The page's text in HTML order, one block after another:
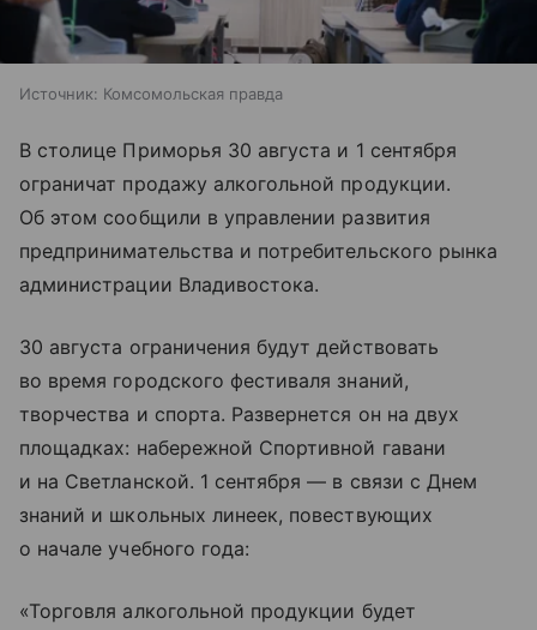
Источник: Комсомольская правда
В столице Приморья 30 августа и 1 сентября
ограничат продажу алкогольной продукции.
Об этом сообщили в управлении развития
предпринимательства и потребительского рынка
администрации Владивостока.
30 августа ограничения будут действовать
во время городского фестиваля знаний,
творчества и спорта. Развернется он на двух
площадках: набережной Спортивной гавани
и на Светланской. 1 сентября — в связи с Днем
знаний и школьных линеек, повествующих
о начале учебного года:
«Торговля алкогольной продукции будет